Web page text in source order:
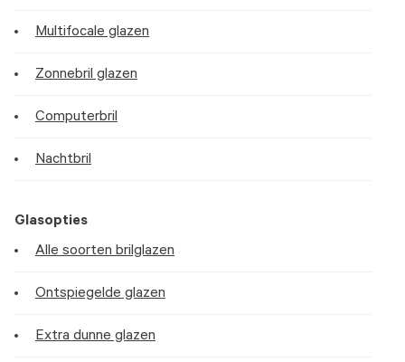
Multifocale glazen
Zonnebril glazen
Computerbril
Nachtbril
Glasopties
Alle soorten brilglazen
Ontspiegelde glazen
Extra dunne glazen